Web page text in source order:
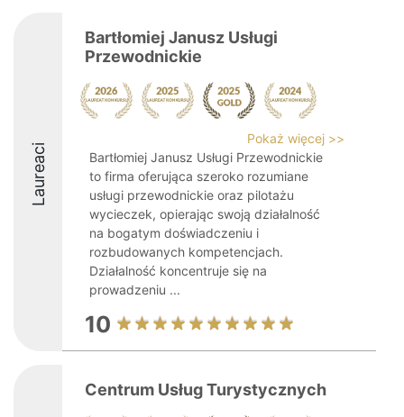
Laureaci
Bartłomiej Janusz Usługi
Przewodnickie
Pokaż więcej >>
Bartłomiej Janusz Usługi Przewodnickie
to firma oferująca szeroko rozumiane
usługi przewodnickie oraz pilotażu
wycieczek, opierając swoją działalność
na bogatym doświadczeniu i
rozbudowanych kompetencjach.
Działalność koncentruje się na
prowadzeniu ...
10
Centrum Usług Turystycznych